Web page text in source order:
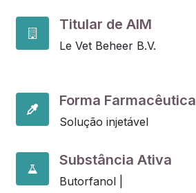
Titular de AIM
Le Vet Beheer B.V.
Forma Farmacêutica
Solução injetável
Substância Ativa
Butorfanol |